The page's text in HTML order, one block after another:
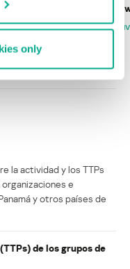
only
Estado del
FABIO ASSOLINI MARC
la actividad y los TTPs
e
y otros países de
de los grupos de